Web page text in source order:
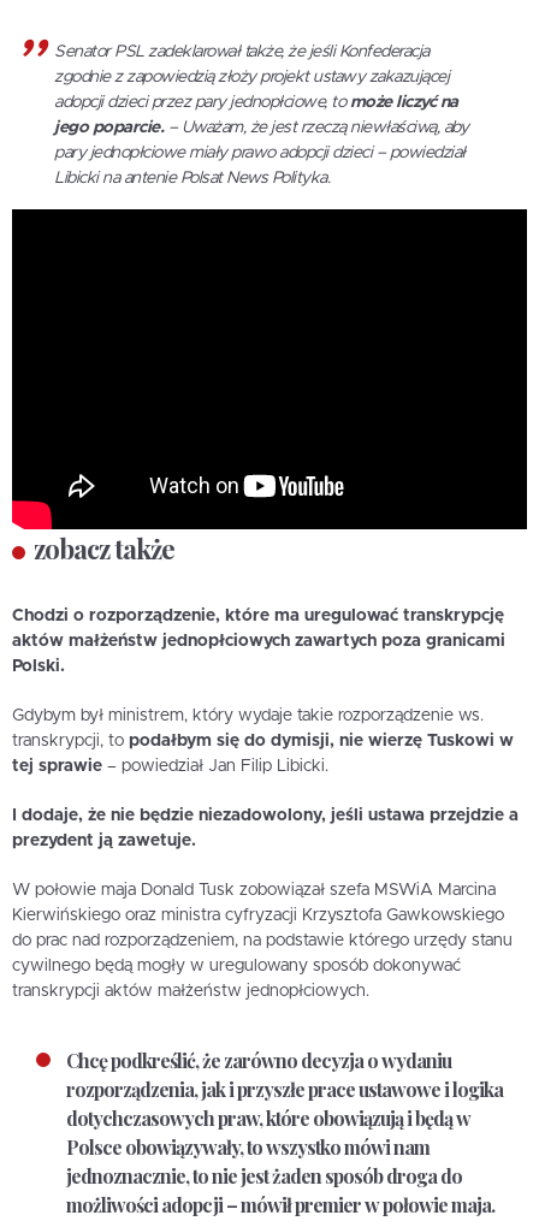
Senator PSL zadeklarował także, że jeśli Konfederacja
zgodnie z zapowiedzią złoży projekt ustawy zakazującej
adopcji dzieci przez pary jednopłciowe, to może liczyć na
jego poparcie.– Uważam, że jest rzeczą niewłaściwą, aby
pary jednopłciowe miały prawo adopcji dzieci – powiedział
Libicki na antenie Polsat News Polityka.
zobacz także
Chodzi o rozporządzenie, które ma uregulować transkrypcję
aktów małżeństw jednopłciowych zawartych poza granicami
Polski.
Gdybym był ministrem, który wydaje takie rozporządzenie ws.
transkrypcji, to podałbym się do dymisji, nie wierzę Tuskowi w
tej sprawie – powiedział Jan Filip Libicki.
I dodaje, że nie będzie niezadowolony, jeśli ustawa przejdzie a
prezydent ją zawetuje.
W połowie maja Donald Tusk zobowiązał szefa MSWiA Marcina
Kierwińskiego oraz ministra cyfryzacji Krzysztofa Gawkowskiego
do prac nad rozporządzeniem, na podstawie którego urzędy stanu
cywilnego będą mogły w uregulowany sposób dokonywać
transkrypcji aktów małżeństw jednopłciowych.
Chcę podkreślić, że zarówno decyzja o wydaniu
rozporządzenia, jak i przyszłe prace ustawowe i logika
dotychczasowych praw, które obowiązują i będą w
Polsce obowiązywały, to wszystko mówi nam
jednoznacznie, to nie jest żaden sposób droga do
możliwości adopcji – mówił premier w połowie maja.